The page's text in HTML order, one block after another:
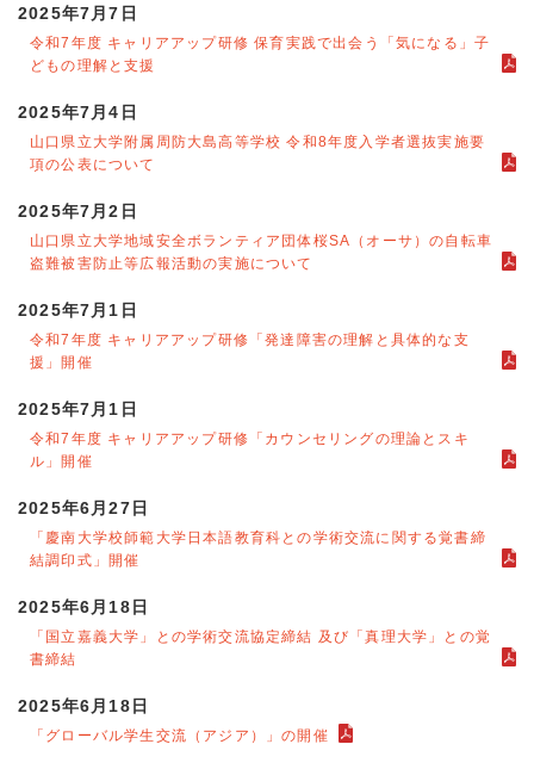
2025年7月7日
令和7年度 キャリアアップ研修 保育実践で出会う「気になる」子
どもの理解と支援
2025年7月4日
山口県立大学附属周防大島高等学校 令和8年度入学者選抜実施要
項の公表について
2025年7月2日
山口県立大学地域安全ボランティア団体桜SA（オーサ）の自転車
盗難被害防止等広報活動の実施について
2025年7月1日
令和7年度 キャリアアップ研修「発達障害の理解と具体的な支
援」開催
2025年7月1日
令和7年度 キャリアアップ研修「カウンセリングの理論とスキ
ル」開催
2025年6月27日
「慶南大学校師範大学日本語教育科との学術交流に関する覚書締
結調印式」開催
2025年6月18日
「国立嘉義大学」との学術交流協定締結 及び「真理大学」との覚
書締結
2025年6月18日
「グローバル学生交流（アジア）」の開催